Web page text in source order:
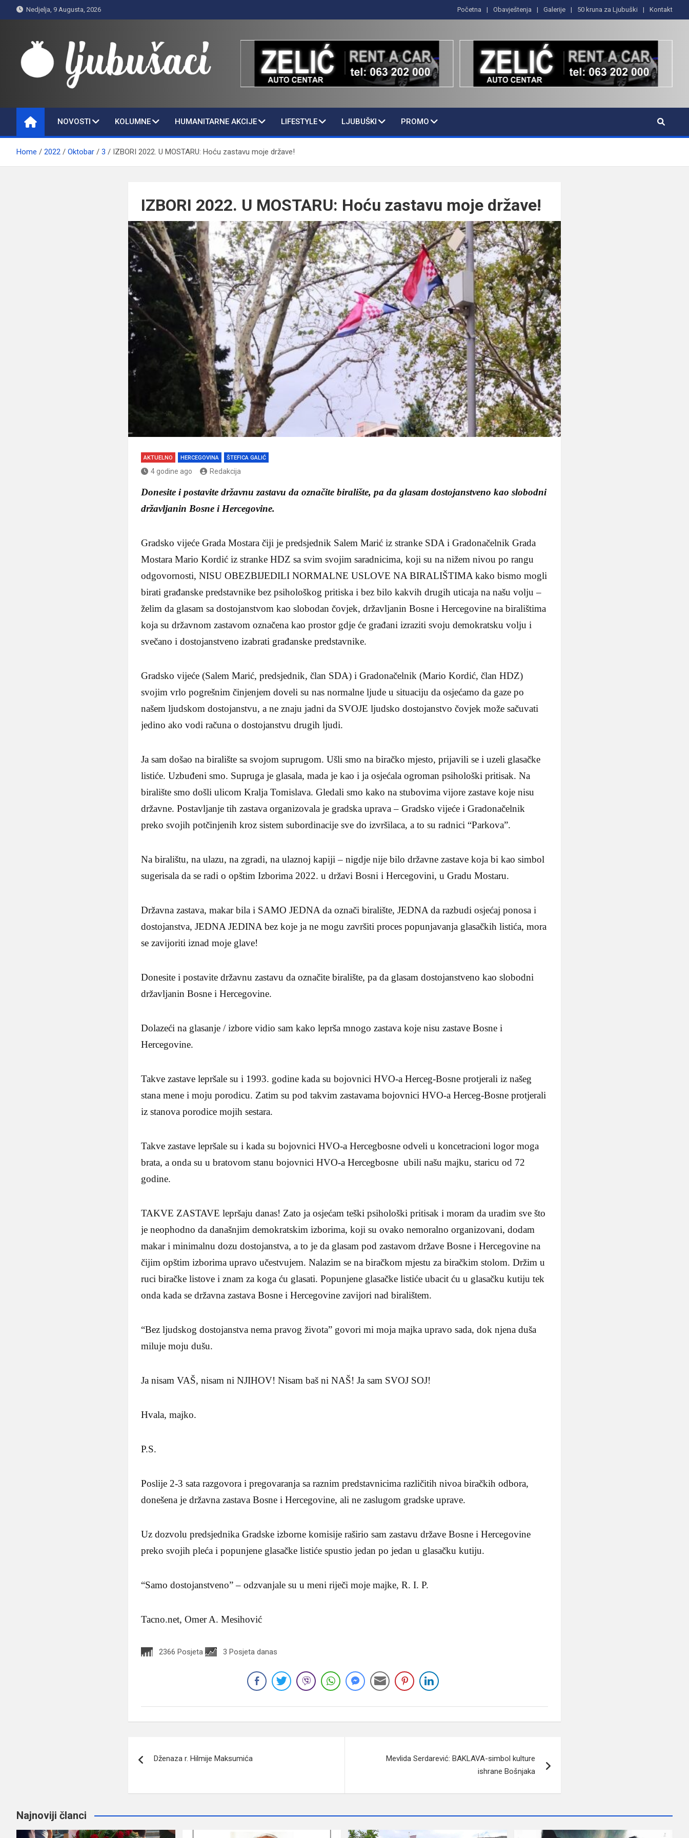
to
Nedjelja, 9 Augusta, 2026 Početna Obavještenja Galerije 50 kruna za Ljubuški Kontakt
Ljubušaci
NOVOSTI KOLUMNE HUMANITARNE AKCIJE LIFESTYLE LJUBUŠKI PROMO
Home 2022 Oktobar 3 IZBORI 2022. U MOSTARU: Hoću zastavu moje države!
IZBORI 2022. U MOSTARU: Hoću zastavu moje države!
AKTUELNO HERCEGOVINA ŠTEFICA GALIĆ
4 godine ago Redakcija
Donesite i postavite državnu zastavu da označite biralište, pa da glasam dostojanstveno kao slobodni
državljanin Bosne i Hercegovine.
Gradsko vijeće Grada Mostara čiji je predsjednik Salem Marić iz stranke SDA i Gradonačelnik Grada
Mostara Mario Kordić iz stranke HDZ sa svim svojim saradnicima, koji su na nižem nivou po rangu
odgovornosti, NISU OBEZBIJEDILI NORMALNE USLOVE NA BIRALIŠTIMA kako bismo mogli
birati građanske predstavnike bez psihološkog pritiska i bez bilo kakvih drugih uticaja na našu volju –
želim da glasam sa dostojanstvom kao slobodan čovjek, državljanin Bosne i Hercegovine na biralištima
koja su državnom zastavom označena kao prostor gdje će građani izraziti svoju demokratsku volju i
svečano i dostojanstveno izabrati građanske predstavnike.
Gradsko vijeće (Salem Marić, predsjednik, član SDA) i Gradonačelnik (Mario Kordić, član HDZ)
svojim vrlo pogrešnim činjenjem doveli su nas normalne ljude u situaciju da osjećamo da gaze po
našem ljudskom dostojanstvu, a ne znaju jadni da SVOJE ljudsko dostojanstvo čovjek može sačuvati
jedino ako vodi računa o dostojanstvu drugih ljudi.
Ja sam došao na biralište sa svojom suprugom. Ušli smo na biračko mjesto, prijavili se i uzeli glasačke
listiće. Uzbuđeni smo. Supruga je glasala, mada je kao i ja osjećala ogroman psihološki pritisak. Na
biralište smo došli ulicom Kralja Tomislava. Gledali smo kako na stubovima vijore zastave koje nisu
državne. Postavljanje tih zastava organizovala je gradska uprava – Gradsko vijeće i Gradonačelnik
preko svojih potčinjenih kroz sistem subordinacije sve do izvršilaca, a to su radnici “Parkova”.
Na biralištu, na ulazu, na zgradi, na ulaznoj kapiji – nigdje nije bilo državne zastave koja bi kao simbol
sugerisala da se radi o opštim Izborima 2022. u državi Bosni i Hercegovini, u Gradu Mostaru.
Državna zastava, makar bila i SAMO JEDNA da označi biralište, JEDNA da razbudi osjećaj ponosa i
dostojanstva, JEDNA JEDINA bez koje ja ne mogu završiti proces popunjavanja glasačkih listića, mora
se zavijoriti iznad moje glave!
Donesite i postavite državnu zastavu da označite biralište, pa da glasam dostojanstveno kao slobodni
državljanin Bosne i Hercegovine.
Dolazeći na glasanje / izbore vidio sam kako leprša mnogo zastava koje nisu zastave Bosne i
Hercegovine.
Takve zastave lepršale su i 1993. godine kada su bojovnici HVO-a Herceg-Bosne protjerali iz našeg
stana mene i moju porodicu. Zatim su pod takvim zastavama bojovnici HVO-a Herceg-Bosne protjerali
iz stanova porodice mojih sestara.
Takve zastave lepršale su i kada su bojovnici HVO-a Hercegbosne odveli u koncetracioni logor moga
brata, a onda su u bratovom stanu bojovnici HVO-a Hercegbosne ubili našu majku, staricu od 72
godine.
TAKVE ZASTAVE lepršaju danas! Zato ja osjećam teški psihološki pritisak i moram da uradim sve što
je neophodno da današnjim demokratskim izborima, koji su ovako nemoralno organizovani, dodam
makar i minimalnu dozu dostojanstva, a to je da glasam pod zastavom države Bosne i Hercegovine na
čijim opštim izborima upravo učestvujem. Nalazim se na biračkom mjestu za biračkim stolom. Držim u
ruci biračke listove i znam za koga ću glasati. Popunjene glasačke listiće ubacit ću u glasačku kutiju tek
onda kada se državna zastava Bosne i Hercegovine zavijori nad biralištem.
“Bez ljudskog dostojanstva nema pravog života” govori mi moja majka upravo sada, dok njena duša
miluje moju dušu.
Ja nisam VAŠ, nisam ni NJIHOV! Nisam baš ni NAŠ! Ja sam SVOJ SOJ!
Hvala, majko.
P.S.
Poslije 2-3 sata razgovora i pregovaranja sa raznim predstavnicima različitih nivoa biračkih odbora,
donešena je državna zastava Bosne i Hercegovine, ali ne zaslugom gradske uprave.
Uz dozvolu predsjednika Gradske izborne komisije raširio sam zastavu države Bosne i Hercegovine
preko svojih pleća i popunjene glasačke listiće spustio jedan po jedan u glasačku kutiju.
“Samo dostojanstveno” – odzvanjale su u meni riječi moje majke, R. I. P.
Tacno.net, Omer A. Mesihović
2366 Posjeta 3 Posjeta danas
članaka
Dženaza r. Hilmije Maksumića
Mevlida Serdarević: BAKLAVA-simbol kulture
ishrane Bošnjaka
Najnoviji članci